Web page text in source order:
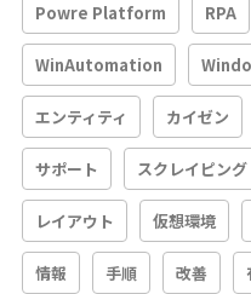
Powre Platform RPA
WinAutomation
エンティティ カイゼン
サポート スクレイピング
レイアウト 仮想環境
情報 手順 改善